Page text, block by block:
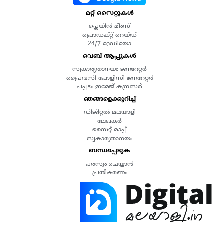
മറ്റ് സൈറ്റുകൾ
പ്ലെയിൻ മീംസ്
പ്രൊഡക്റ്റ് റെയ്ഡ്
24/7 റേഡിയോ
വെബ് ആപ്പുകൾ
സ്വകാര്യതാനയം ജനറേറ്റർ
പ്രൈവസി പോളിസി ജനറേറ്റർ
പപ്പടം ഇമേജ് കമ്പ്രസർ
ഞങ്ങളെക്കുറിച്ച്
ഡിജിറ്റൽ മലയാളി
ലേഖകർ
സൈറ്റ് മാപ്പ്
സ്വകാര്യതാനയം
ബന്ധപ്പെടുക
പരസ്യം ചെയ്യാൻ
പ്രതികരണം